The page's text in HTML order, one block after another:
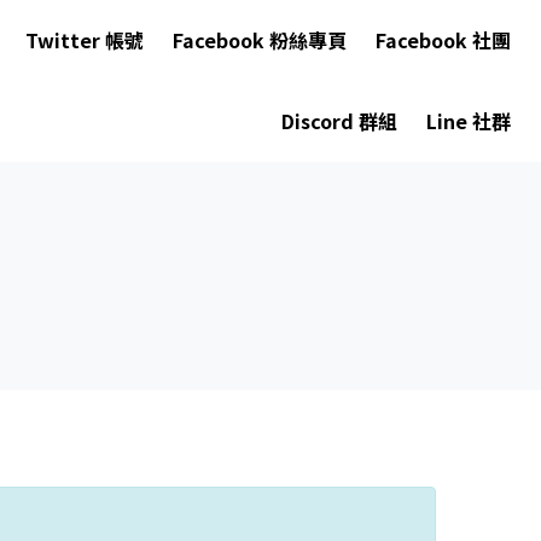
Twitter 帳號 Facebook 粉絲專頁 Facebook 社團
Discord 群組 Line 社群